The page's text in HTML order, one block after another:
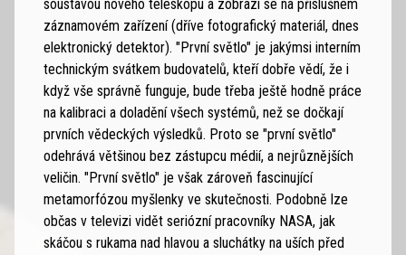
soustavou nového teleskopu a zobrazí se na příslušném
záznamovém zařízení (dříve fotografický materiál, dnes
elektronický detektor). "První světlo" je jakýmsi interním
technickým svátkem budovatelů, kteří dobře vědí, že i
když vše správně funguje, bude třeba ještě hodně práce
na kalibraci a doladění všech systémů, než se dočkají
prvních vědeckých výsledků. Proto se "první světlo"
odehrává většinou bez zástupcu médií, a nejrůznějších
veličin. "První světlo" je však zároveň fascinující
metamorfózou myšlenky ve skutečnosti. Podobně lze
občas v televizi vidět seriózní pracovníky NASA, jak
skáčou s rukama nad hlavou a sluchátky na uších před